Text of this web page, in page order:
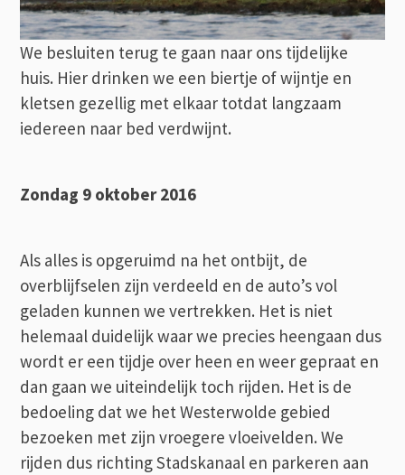
We besluiten terug te gaan naar ons tijdelijke
huis. Hier drinken we een biertje of wijntje en
kletsen gezellig met elkaar totdat langzaam
iedereen naar bed verdwijnt.
Zondag 9 oktober 2016
Als alles is opgeruimd na het ontbijt, de
overblijfselen zijn verdeeld en de auto’s vol
geladen kunnen we vertrekken. Het is niet
helemaal duidelijk waar we precies heengaan dus
wordt er een tijdje over heen en weer gepraat en
dan gaan we uiteindelijk toch rijden. Het is de
bedoeling dat we het Westerwolde gebied
bezoeken met zijn vroegere vloeivelden. We
rijden dus richting Stadskanaal en parkeren aan